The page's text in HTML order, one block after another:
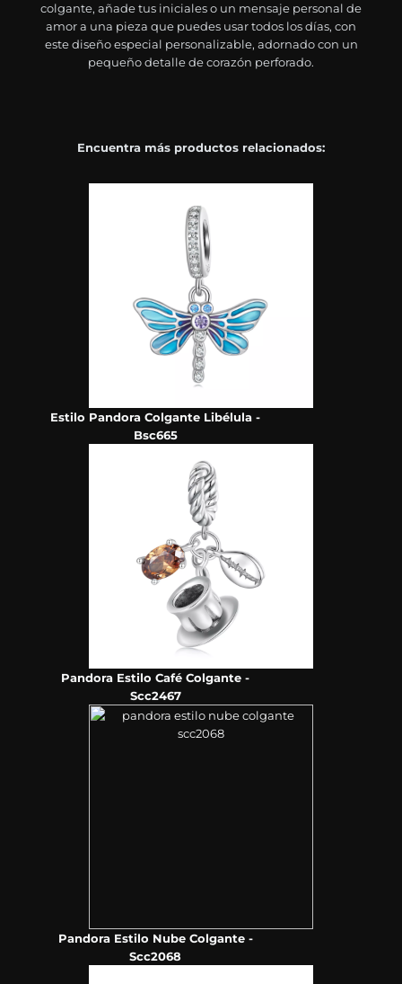
colgante, añade tus iniciales o un mensaje personal de
amor a una pieza que puedes usar todos los días, con
este diseño especial personalizable, adornado con un
pequeño detalle de corazón perforado.
Encuentra más productos relacionados:
Estilo Pandora Colgante Libélula -
Bsc665
Pandora Estilo Café Colgante -
Scc2467
Pandora Estilo Nube Colgante -
Scc2068